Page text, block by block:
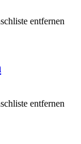
entfernen
entfernen